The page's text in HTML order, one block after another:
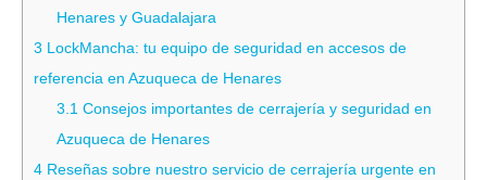
Henares y Guadalajara
3 LockMancha: tu equipo de seguridad en accesos de
referencia en Azuqueca de Henares
3.1 Consejos importantes de cerrajería y seguridad en
Azuqueca de Henares
4 Reseñas sobre nuestro servicio de cerrajería urgente en